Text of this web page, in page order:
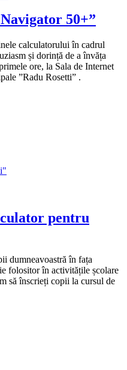
50+”
calculatorului în cadrul
și dorință de a învăța
ore, la Sala de Internet
”Radu Rosetti” .
pentru
dumneavoastră în fața
folositor în activitățile școlare
să înscrieți copii la cursul de